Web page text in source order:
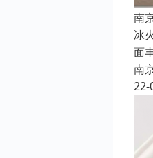
南
冰
面
南
22-